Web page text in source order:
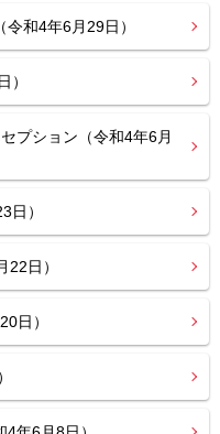
和4年6月29日）
）
プション（令和4年6月
日）
日）
日）